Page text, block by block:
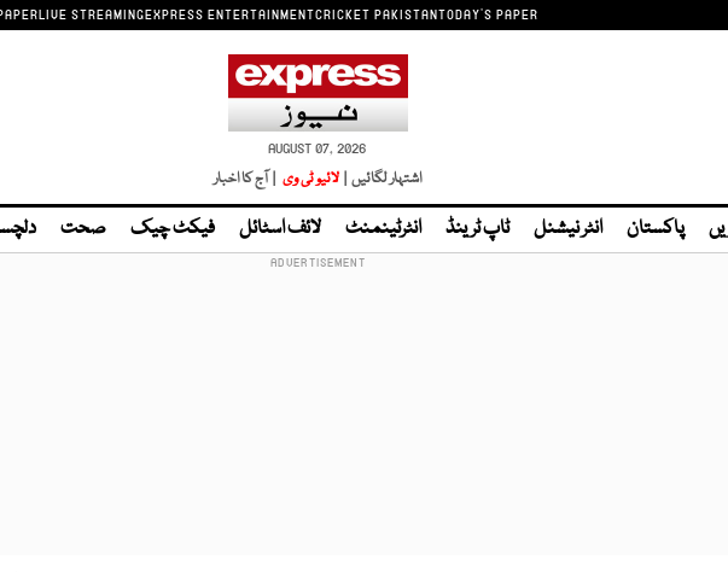
LIVE STREAMINGEXPRESS ENTERTAINMENTCRICKET PAKISTANTODAY'S PAPER
AUGUST 07, 2026
اشتہار لگائیں | لائیو ٹی وی | آج کا اخبار
پاکستان انٹر نیشنل ٹاپ ٹرینڈ انٹرٹینمنٹ لائف اسٹائل فیکٹ چیک صحت